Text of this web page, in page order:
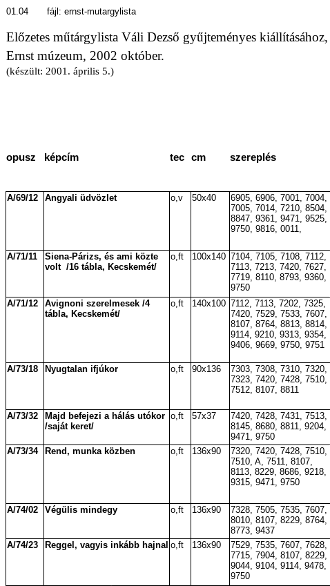
01.04 fájl: ernst-mutargylista
Előzetes műtárgylista Váli Dezső gyűjteményes kiállításához,
Ernst múzeum, 2002 október.
(készült: 2001. április 5.)
opusz képcím tec cm szereplés
A/69/12 Angyali üdvözlet o,v 50x40
6905, 6906, 7001, 7004,
7005, 7014, 7210, 8504,
8847, 9361, 9471, 9525,
9750, 9816, 0011,
A/71/11
Siena-Párizs, és ami közte
volt /16 tábla, Kecskemét/
o,ft 100x140 7104, 7105, 7108, 7112,
7113, 7213, 7420, 7627,
7719, 8110, 8793, 9360,
9750
A/71/12
Avignoni szerelmesek /4
tábla, Kecskemét/
o,ft 140x100 7112, 7113, 7202, 7325,
7420, 7529, 7533, 7607,
8107, 8764, 8813, 8814,
9114, 9210, 9313, 9354,
9406, 9669, 9750, 9751
A/73/18 Nyugtalan ifjúkor o,ft 90x136
7303, 7308, 7310, 7320,
7323, 7420, 7428, 7510,
7512, 8107, 8811
A/73/32
Majd befejezi a hálás utókor
/saját keret/
o,ft 57x37
7420, 7428, 7431, 7513,
8145, 8680, 8811, 9204,
9471, 9750
A/73/34 Rend, munka közben o,ft 136x90
7320, 7420, 7428, 7510,
7510, A, 7511, 8107,
8113, 8229, 8686, 9218,
9315, 9471, 9750
A/74/02 Végülis mindegy o,ft 136x90
7328, 7505, 7535, 7607,
8010, 8107, 8229, 8764,
8773, 9437
A/74/23
Reggel, vagyis inkább hajnal o,ft 136x90
7529, 7535, 7607, 7628,
7715, 7904, 8107, 8229,
9044, 9104, 9114, 9478,
9750